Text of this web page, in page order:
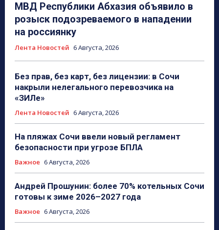
МВД Республики Абхазия объявило в
розыск подозреваемого в нападении
на россиянку
Лента Новостей 6 Августа, 2026
Без прав, без карт, без лицензии: в Сочи
накрыли нелегального перевозчика на
«ЗИЛе»
Лента Новостей 6 Августа, 2026
На пляжах Сочи ввели новый регламент
безопасности при угрозе БПЛА
Важное 6 Августа, 2026
Андрей Прошунин: более 70% котельных Сочи
готовы к зиме 2026–2027 года
Важное 6 Августа, 2026